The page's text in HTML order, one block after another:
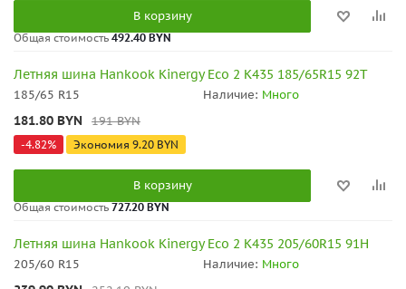
В корзину
Общая стоимость492.40 BYN
Летняя шина Hankook Kinergy Eco 2 K435 185/65R15 92T
185/65 R15 Наличие: Много
181.80 BYN 191BYN
-4.82% Экономия 9.20 BYN
В корзину
Общая стоимость727.20 BYN
Летняя шина Hankook Kinergy Eco 2 K435 205/60R15 91H
205/60 R15 Наличие: Много